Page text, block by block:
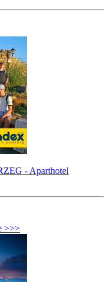
- Aparthotel
>>>